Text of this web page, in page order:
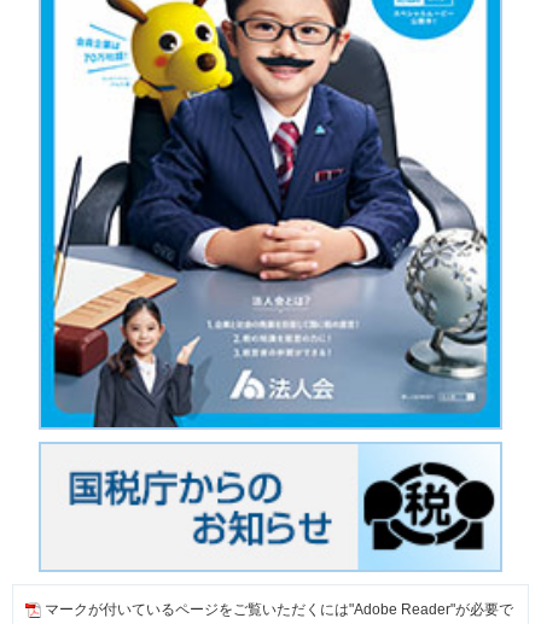
マークが付いているページをご覧いただくには"Adobe Reader"が必要で